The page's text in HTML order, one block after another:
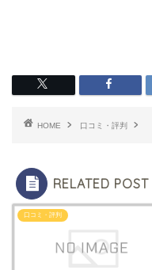
HOME 口コミ・評判
RELATED POST
口コミ・評判